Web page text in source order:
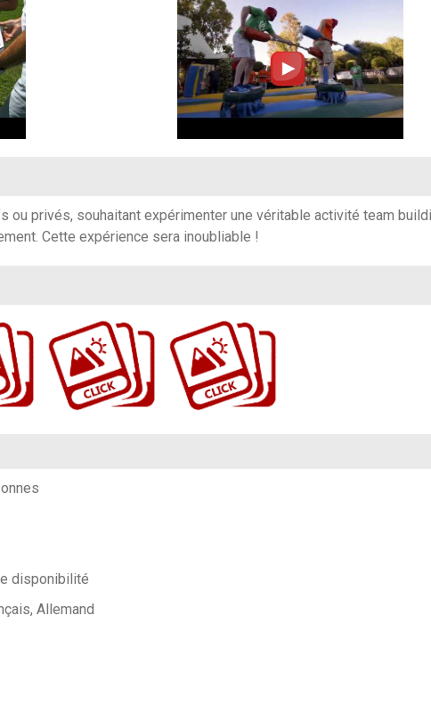
ou privés, souhaitant expérimenter une véritable activité team
Cette expérience sera inoubliable !
disponibilité
Allemand